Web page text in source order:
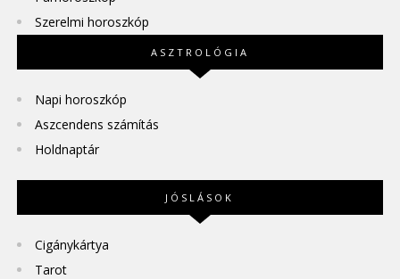
Szerelmi horoszkóp
ASZTROLÓGIA
Napi horoszkóp
Aszcendens számítás
Holdnaptár
JÓSLÁSOK
Cigánykártya
Tarot